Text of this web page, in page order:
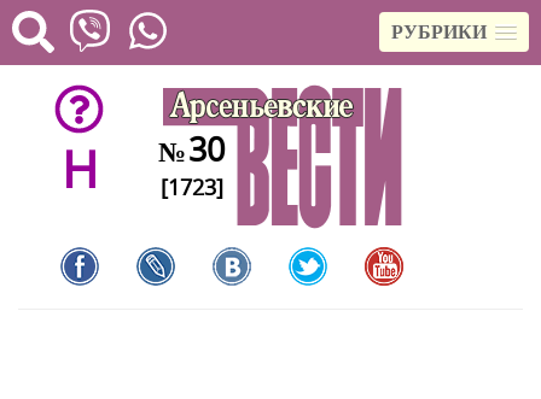
РУБРИКИ
H №30
[1723]